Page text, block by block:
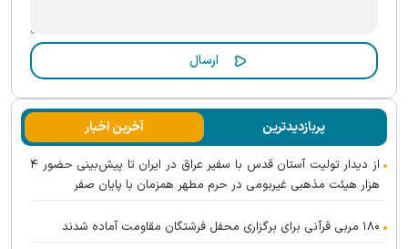
پربازدیدترین آخرین اخبار
از دیدار تولیت آستان قدس با سفیر عراق در ایران تا پیش‌بینی حضور ۴
هزار هیئت مذهبی غیربومی در حرم مطهر همزمان با پایان صفر
۱۸۰ مربی قرآنی برای برگزاری محفل فرشتگان مقاومت آماده شدند